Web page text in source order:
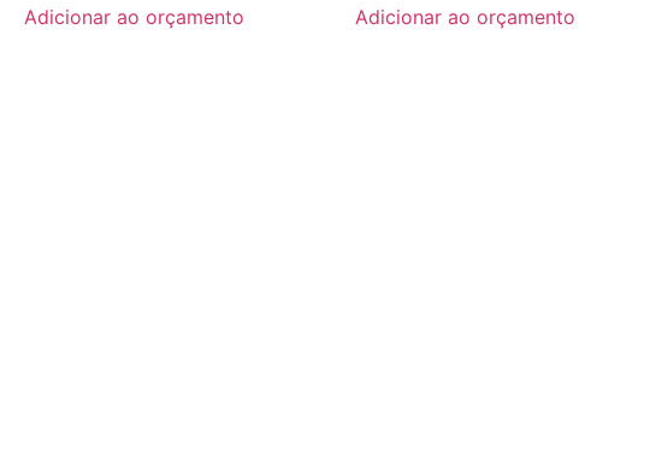
Adicionar ao orçamento Adicionar ao orçamento